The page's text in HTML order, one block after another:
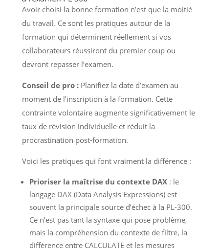
Avoir choisi la bonne formation n’est que la moitié
du travail. Ce sont les pratiques autour de la
formation qui déterminent réellement si vos
collaborateurs réussiront du premier coup ou
devront repasser l’examen.
Conseil de pro :Planifiez la date d’examen au
moment de l’inscription à la formation. Cette
contrainte volontaire augmente significativement le
taux de révision individuelle et réduit la
procrastination post-formation.
Voici les pratiques qui font vraiment la différence :
Prioriser la maîtrise du contexte DAX: le
langage DAX (Data Analysis Expressions) est
souvent la principale source d’échec à la PL-300.
Ce n’est pas tant la syntaxe qui pose problème,
mais la compréhension du contexte de filtre, la
différence entre CALCULATE et les mesures